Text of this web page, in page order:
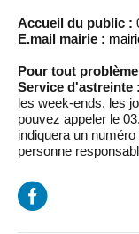
Accueil du public :
E.mail mairie :
Pour tout
Service d'astreinte :
les week-ends, les
pouvez appeler le
indiquera un
personne